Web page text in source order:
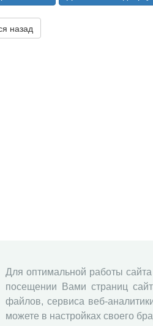
назад
Для оптимальной работы
посещении Вами страниц
файлов, сервиса веб-
можете в настройках своего